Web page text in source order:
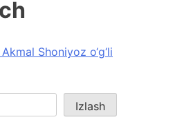
Shoniyoz o‘g‘li
Izlash